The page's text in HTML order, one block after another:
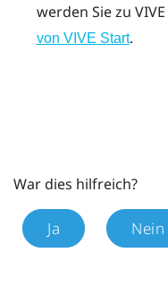
werden Sie zu VIVE
von VIVE Start.
War dies hilfreich?
Ja Nein